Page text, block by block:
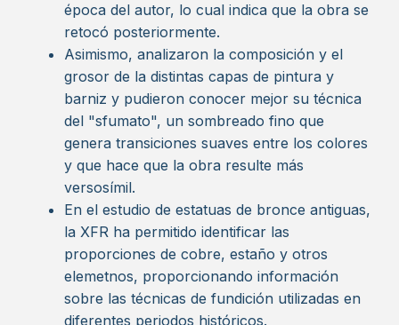
época del autor, lo cual indica que la obra se
retocó posteriormente.
Asimismo, analizaron la composición y el
grosor de la distintas capas de pintura y
barniz y pudieron conocer mejor su técnica
del "sfumato", un sombreado fino que
genera transiciones suaves entre los colores
y que hace que la obra resulte más
versosímil.
En el estudio de estatuas de bronce antiguas,
la XFR ha permitido identificar las
proporciones de cobre, estaño y otros
elemetnos, proporcionando información
sobre las técnicas de fundición utilizadas en
diferentes periodos históricos.